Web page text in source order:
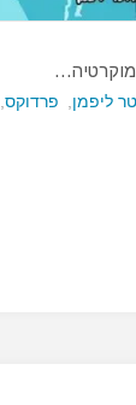
ליפמן, פרדוקס,